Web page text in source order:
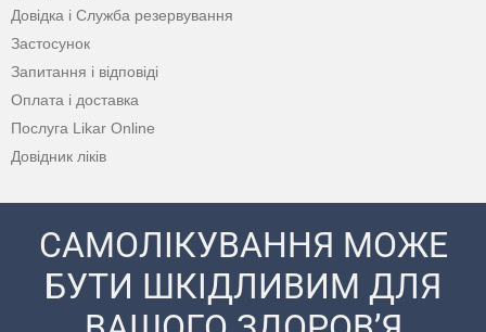
Довідка і Служба резервування
Застосунок
Запитання і відповіді
Оплата і доставка
Послуга Likar Online
Довідник ліків
САМОЛІКУВАННЯ МОЖЕ
БУТИ ШКІДЛИВИМ ДЛЯ